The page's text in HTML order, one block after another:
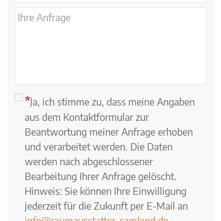
Ja, ich stimme zu, dass meine Angaben
aus dem Kontaktformular zur
Beantwortung meiner Anfrage erhoben
und verarbeitet werden. Die Daten
werden nach abgeschlossener
Bearbeitung Ihrer Anfrage gelöscht.
Hinweis: Sie können Ihre Einwilligung
jederzeit für die Zukunft per E-Mail an